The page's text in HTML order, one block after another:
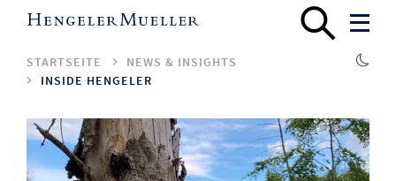
STARTSEITE
NEWS & INSIGHTS
INSIDE HENGELER